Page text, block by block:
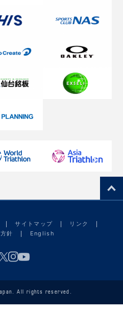
サイトマップ
リンク
針
English
All rights reserved.